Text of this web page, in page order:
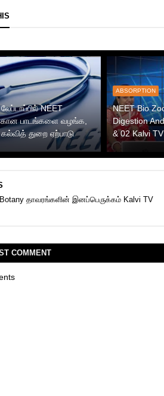
NEET
பாடங்களை வழங்க,
துறை ஏற்பாடு
ABSORPTION
NEET Bio
Digestion
& 02 Kalvi TV
Botany தாவரங்களின் இனப்பெருக்கம் Kalvi TV
COMMENT